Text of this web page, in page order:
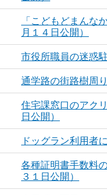
「こどもどまんな
月１４日公開）
市役所職員の迷惑
通学路の街路樹周
住宅課窓口のアク
日公開）
ドッグラン利用者
各種証明書手数料
３１日公開）